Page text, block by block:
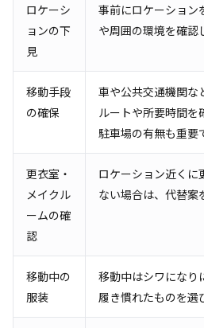
ロケーシ
ョンの下
見
事前にロケーション
や周囲の環境を確認
移動手段
の確保
車や公共交通機関な
ルートや所要時間を
駐車場の有無も重要
更衣室・
メイクル
ームの確
認
ロケーション近くに
ない場合は、代替案
移動中の
服装
移動中はシワになり
履き慣れたものを選